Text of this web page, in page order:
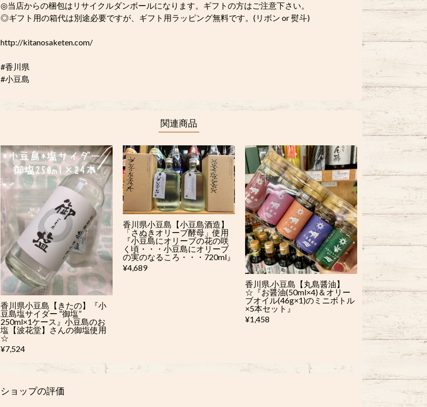
◎当店からの梱包はリサイクルダンボールになります。ギフトの方はご注意下さい。
◎ギフト用の箱代は別途必要ですが、ギフト用ラッピング無料です。(リボン or 熨斗)
http://kitanosaketen.com/
#香川県
#小豆島
関連商品
香川県小豆島【きたの】『小
豆島塩サイダー “御塩”
250ml×1ケース』小豆島のお
塩【波花堂】さんの御塩使用
☆
¥7,524
香川県小豆島【小豆島酒造】
「さぬきオリーブ酵母」使用
『小豆島にオリーブの花の咲
く頃・・・小豆島にオリーブ
の実のなるころ・・・720ml』
¥4,689
香川県.小豆島【丸島醤油】
☆『お醤油(50ml×4)＆オリー
ブオイル(46g×1)のミニボトル
×5本セット』
¥1,458
ショップの評価